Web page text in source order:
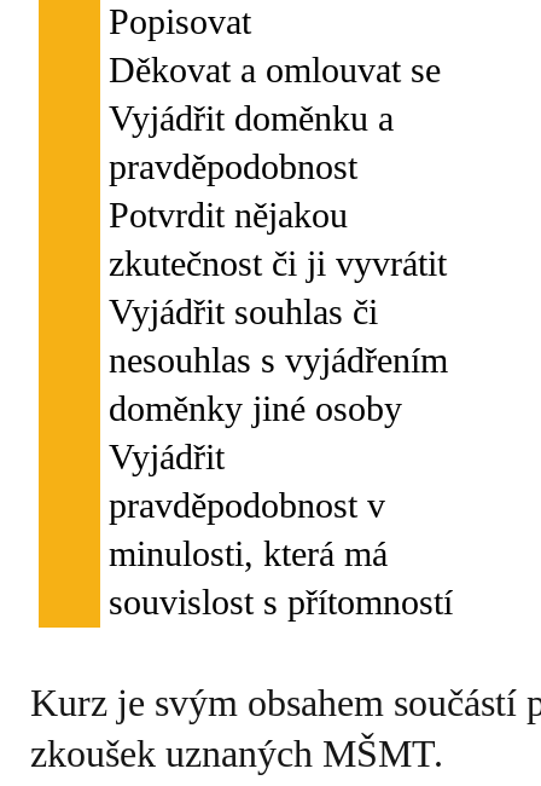
Popisovat
Děkovat a omlouvat se
Vyjádřit doměnku a
pravděpodobnost
Potvrdit nějakou
zkutečnost či ji vyvrátit
Vyjádřit souhlas či
nesouhlas s vyjádřením
doměnky jiné osoby
Vyjádřit
pravděpodobnost v
minulosti, která má
Kurz je svým obsahem
zkoušek uznaných MŠMT.